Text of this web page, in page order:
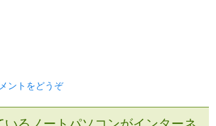
ントをどうぞ